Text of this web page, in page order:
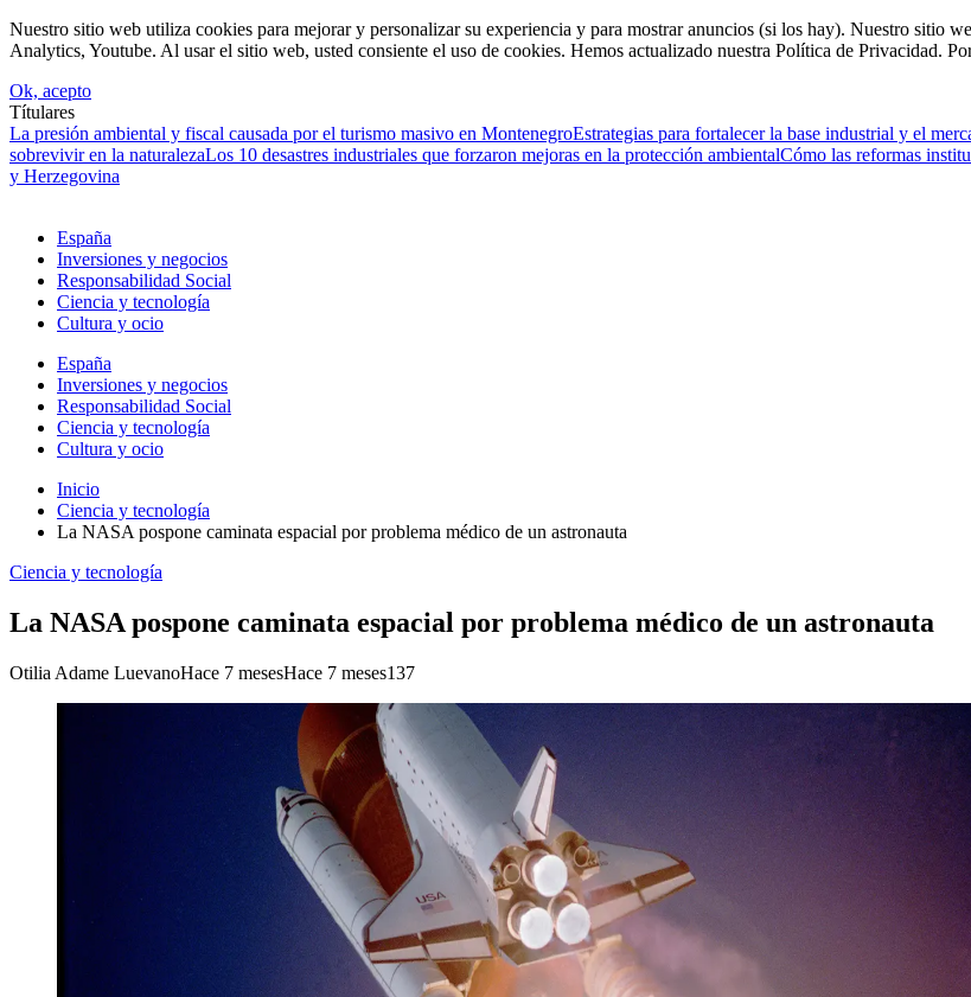
Nuestro sitio web utiliza cookies para mejorar y personalizar su experiencia y para mostrar anuncios (si los hay). Nuestro sitio
Analytics, Youtube. Al usar el sitio web, usted consiente el uso de cookies. Hemos actualizado nuestra Política de Privacidad.
Ok, acepto
Títulares
La presión ambiental y fiscal causada por el turismo masivo en MontenegroEstrategias para fortalecer la base industrial y el
sobrevivir en la naturalezaLos 10 desastres industriales que forzaron mejoras en la protección ambientalCómo las reformas
y Herzegovina
España
Inversiones y negocios
Responsabilidad Social
Ciencia y tecnología
Cultura y ocio
España
Inversiones y negocios
Responsabilidad Social
Ciencia y tecnología
Cultura y ocio
Inicio
Ciencia y tecnología
La NASA pospone caminata espacial por problema médico de un astronauta
Ciencia y tecnología
La NASA pospone caminata espacial por problema médico de un astronauta
Otilia Adame LuevanoHace 7 mesesHace 7 meses137